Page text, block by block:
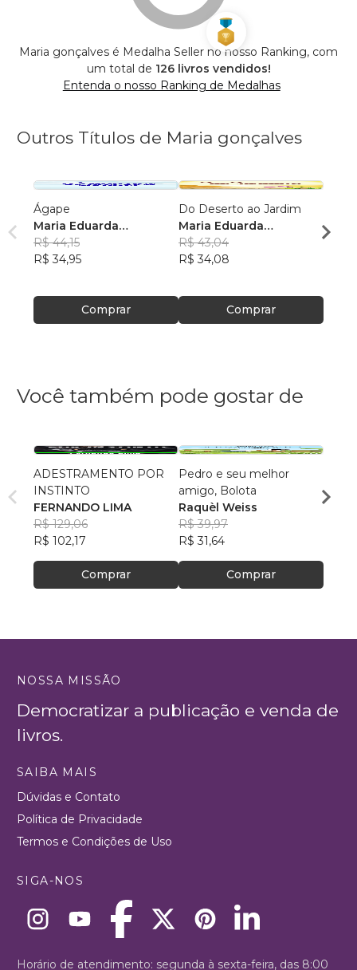
Maria gonçalves é Medalha Seller no nosso Ranking, com
um total de 126 livros vendidos!
Entenda o nosso Ranking de Medalhas
Outros Títulos de Maria gonçalves
Ágape
Maria Eduarda
Gonçalves
R$ 44,15
R$ 34,95
Comprar
Do Deserto ao Jardim
Maria Eduarda
Gonçalves
R$ 43,04
R$ 34,08
Comprar
R$
Você também pode gostar de
ADESTRAMENTO POR
INSTINTO
FERNANDO LIMA
R$ 129,06
R$ 102,17
Comprar
Pedro e seu melhor
amigo, Bolota
Raquèl Weiss
R$ 39,97
R$ 31,64
Comprar
R$
NOSSA MISSÃO
Democratizar a publicação e venda de
livros.
SAIBA MAIS
Dúvidas e Contato
Política de Privacidade
Termos e Condições de Uso
SIGA-NOS
Horário de atendimento: segunda à sexta-feira, das 8:00